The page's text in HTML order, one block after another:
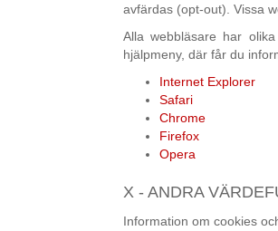
avfärdas (opt-out). Vissa
Alla webbläsare har
hjälpmeny, där får du
Internet Explorer
Safari
Chrome
Firefox
Opera
X - ANDRA
Information om cookies